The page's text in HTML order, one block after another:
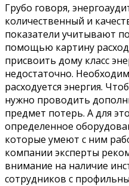
Грубо говоря,
количественный и
показатели учитывают
помощью картину
присвоить дому класс
недостаточно.
расходуется энергия.
нужно проводить
предмет потерь. А для
определенное
которые умеют с ним
компании эксперты
внимание на наличие
сотрудников с